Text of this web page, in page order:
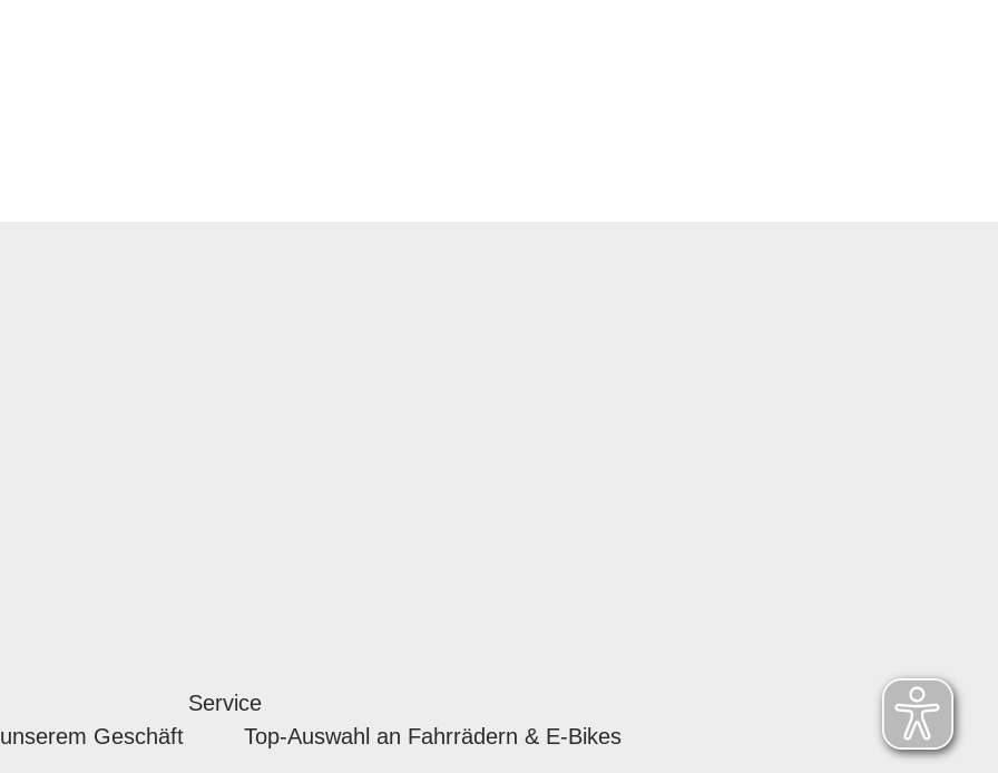
Geschäft
Service
Top-Auswahl an Fahrrädern & E-Bikes